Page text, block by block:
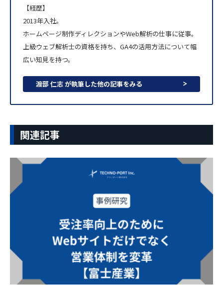
【経歴】
2013年入社。
ホームページ制作ディレクションやWeb解析の仕事に従事。
上級ウェブ解析士の資格を持ち、GA4の活用方法について幅
広い知見を持つ。
渡部 仁志 が執筆した他の記事をみる
関連記事